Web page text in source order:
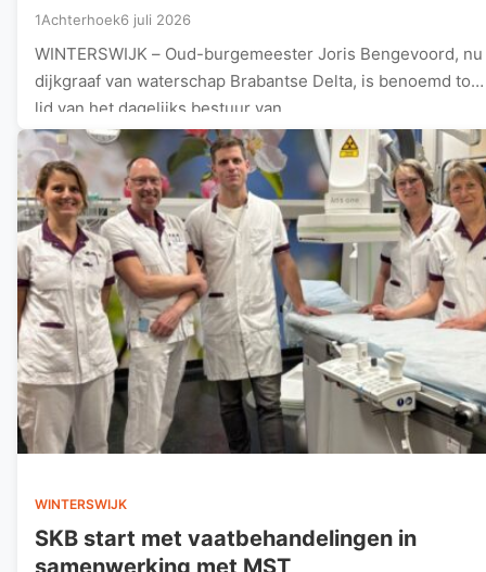
1Achterhoek6 juli 2026
WINTERSWIJK – Oud-burgemeester Joris Bengevoord, nu
dijkgraaf van waterschap Brabantse Delta, is benoemd tot
lid van het dagelijks bestuur van…
WINTERSWIJK
SKB start met vaatbehandelingen in
samenwerking met MST